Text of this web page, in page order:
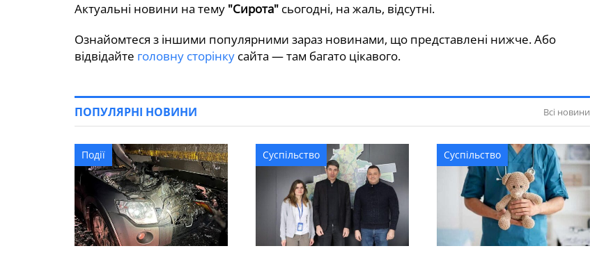
Актуальні новини на тему "Сирота" сьогодні, на жаль, відсутні.
Ознайомтеся з іншими популярними зараз новинами, що представлені нижче. Або
відвідайте головну сторінку сайта — там багато цікавого.
ПОПУЛЯРНІ НОВИНИ Всі новини
Події Суспільство Суспільство